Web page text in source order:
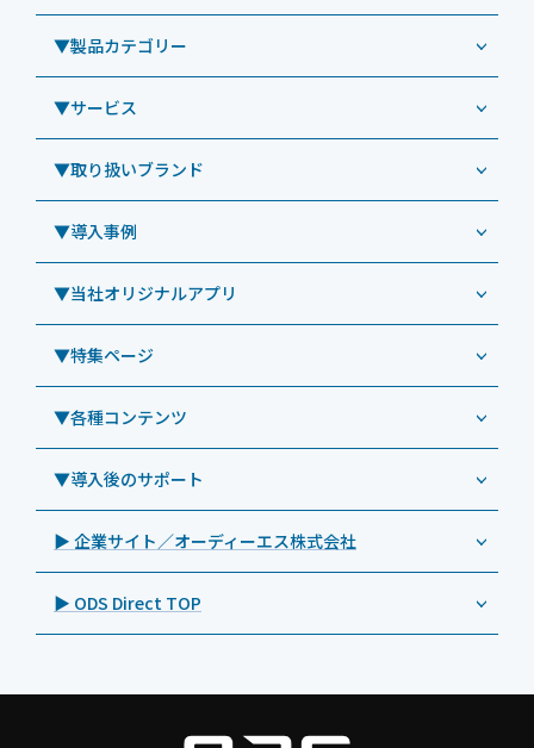
▼製品カテゴリー
業務用タブレット
Windowsタブレット TW2A-NF9LTA
Windowsタブレット TW2A-N9LTA
Windowsタブレット TW2A-N9LT
Windowsタブレット TW2A-E9LT
Androidタブレット TA2C-NF8
Androidタブレット TA2C-NF8BL
Androidタブレット TA2C-CS8
Androidタブレット TA2C-CS8BL
Androidタブレット TA2C-DR94G
Androidタブレット TA2C-M8AC
Androidタブレット TA2C-M8
▼サービス
コールセンター
CRMシステム「カイゼンコール」
リペアサービス
教育機関向けiPad修理パック
社内ヘルプデスク代行サービス
教育機関向けiPad管理運用パック
教育機関向けICT支援ソリューション
教育機関向けネットワーク機器導入保守
キッティング
自治体向けDXソリューションサービス
法人向けiPad修理＆デバイス買取サービス
▼取り扱いブランド
ODS（オーディーエス）
LG（エルジー）
ViewSonic（ビューソニック）
PHILIPS（フィリップス）
DynaScan（ダイナスキャン）
SAMSUNG（サムスン）
Goodview（グッドビュー）
Cloudpoint（クラウドポイント）
BenQ（ベンキュー）
Magconn（マグコン）
BIAMP ／ Apart Audio（バイアンプ）
SpeakerCraft（スピーカークラフト）
▼導入事例
導入事例（業務用タブレット、デジタルサイネージほか）
事例：業務用タブレット端末
事例：業務用サイネージ・プロジェクター
事例：業務用オーディオ・その他AV機器
事例：サービス
▼当社オリジナルアプリ
業務効率化アプリ「NFCオプティマイザー」
サポート支援アプリ「ログ送信アプリ」
MDMアプリ「Tablet Control」
▼特集ページ
業務用タブレット
>特長1：USB Type-Aポート
>特長2：microHDMIポート
>特長3：AC常時給電タイプ
>飲食向けタブレット
>ホテル向けタブレット
▼各種コンテンツ
特集記事
製品カタログ
プレスリリース
製品写真
▼導入後のサポート
オーディーエスPCカスタマーセンター
▶ 企業サイト／オーディーエス株式会社
▶ ODS Direct TOP